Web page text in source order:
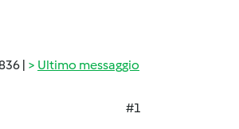
| Ultimo messaggio
#1